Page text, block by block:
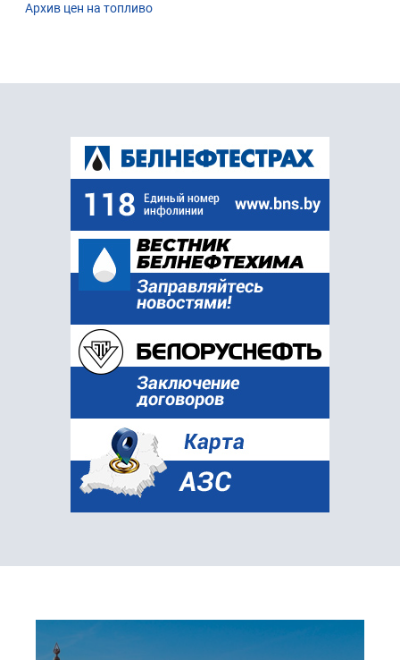
Архив цен на топливо